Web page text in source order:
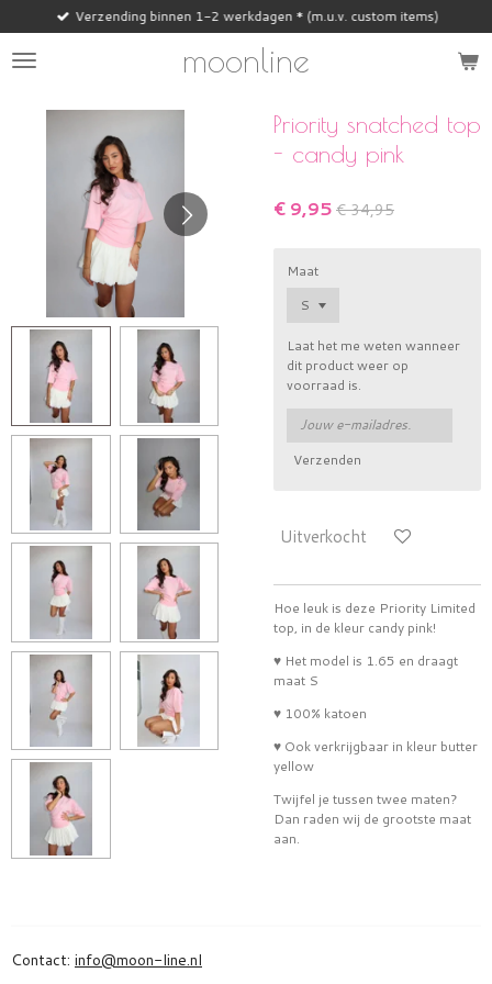
naar
moonline
Verzending binnen 1-2 werkdagen * (m.u.v. custom items)
Priority snatched top
- candy pink
€ 9,95 € 34,95
Maat
Laat het me weten wanneer
dit product weer op
voorraad is.
Verzenden
Uitverkocht
Hoe leuk is deze Priority Limited
top, in de kleur candy pink!
♥ Het model is 1.65 en draagt
maat S
♥ 100% katoen
♥ Ook verkrijgbaar in kleur butter
yellow
Twijfel je tussen twee maten?
Dan raden wij de grootste maat
aan.
Contact: info@moon-line.nl